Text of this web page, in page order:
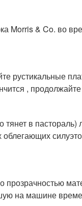
Morris & Co. во
рустикальные
,
в
на машине